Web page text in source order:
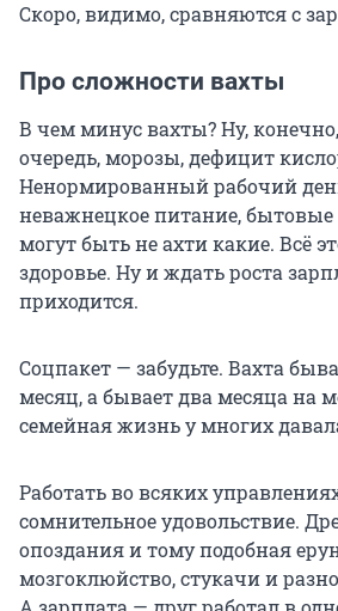
Скоро, видимо, сравняются с
Про сложности вахты
В чем минус вахты? Ну,
очередь, морозы, дефицит
Ненормированный рабочий
неважнецкое питание, бытовые
могут быть не ахти какие. Всё
здоровье. Ну и ждать роста
приходится.
Соцпакет — забудьте. Вахта
месяц, а бывает два месяца на
семейная жизнь у многих
Работать во всяких
сомнительное удовольствие.
опоздания и тому подобная
мозгоклюйство, стукачи и